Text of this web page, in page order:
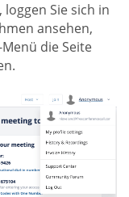
Sie sich in
ansehen,
die Seite